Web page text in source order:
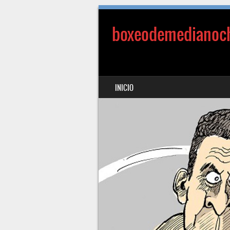
MENÚ
SALTAR AL CONTENIDO
INICIO